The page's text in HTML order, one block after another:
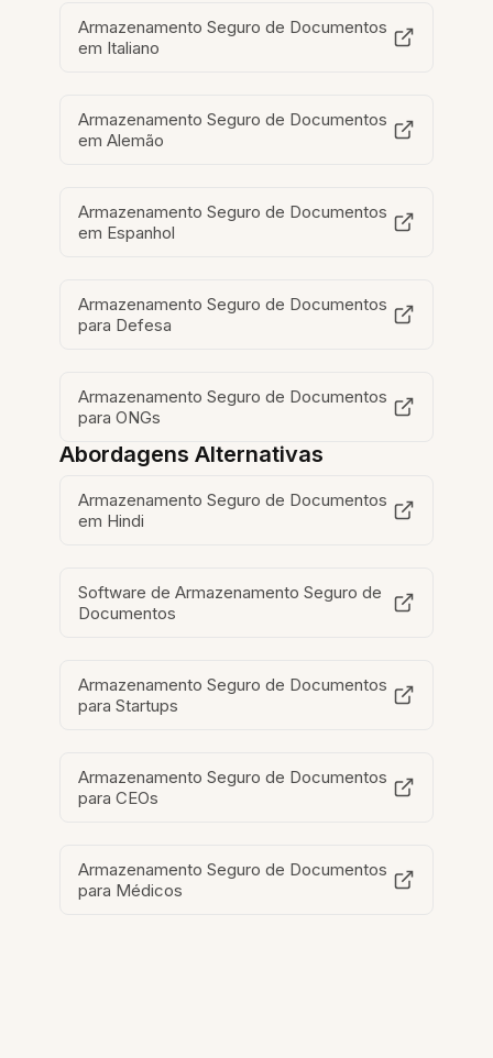
Armazenamento Seguro de Documentos
em Italiano
Armazenamento Seguro de Documentos
em Alemão
Armazenamento Seguro de Documentos
em Espanhol
Armazenamento Seguro de Documentos
para Defesa
Armazenamento Seguro de Documentos
para ONGs
Abordagens Alternativas
Armazenamento Seguro de Documentos
em Hindi
Software de Armazenamento Seguro de
Documentos
Armazenamento Seguro de Documentos
para Startups
Armazenamento Seguro de Documentos
para CEOs
Armazenamento Seguro de Documentos
para Médicos